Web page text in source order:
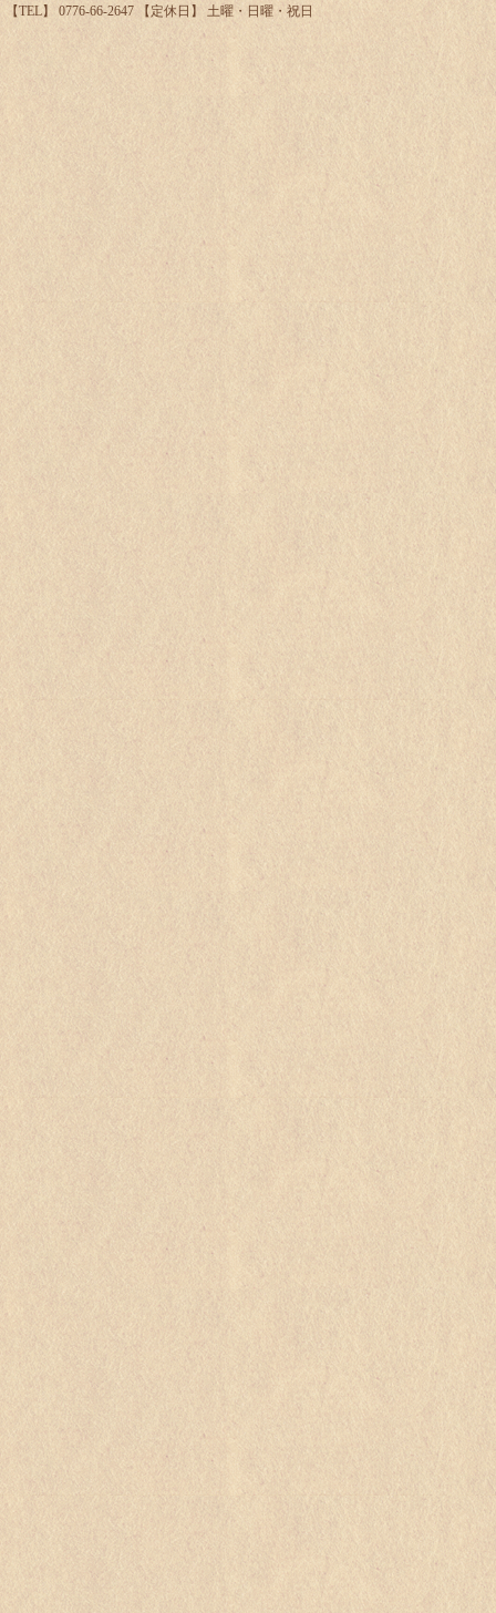
【TEL】 0776-66-2647 【定休日】 土曜・日曜・祝日